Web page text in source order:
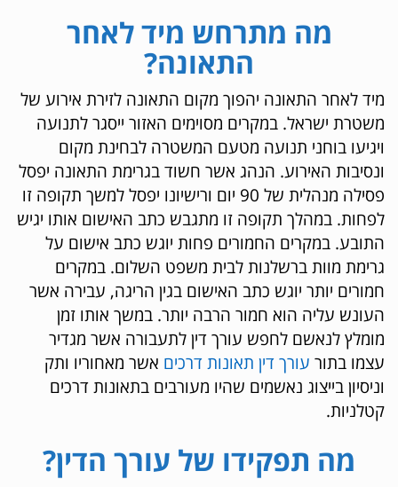
מה מתרחש מיד לאחר
התאונה?
מיד לאחר התאונה יהפוך מקום התאונה לזירת אירוע של
משטרת ישראל. במקרים מסוימים האזור ייסגר לתנועה
ויגיעו בוחני תנועה מטעם המשטרה לבחינת מקום
ונסיבות האירוע. הנהג אשר חשוד בגרימת התאונה יפסל
פסילה מנהלית של 90 יום ורישיונו יפסל למשך תקופה זו
לפחות. במהלך תקופה זו מתגבש כתב האישום אותו יגיש
התובע. במקרים החמורים פחות יוגש כתב אישום על
גרימת מוות ברשלנות לבית משפט השלום. במקרים
חמורים יותר יוגש כתב האישום בגין הריגה, עבירה אשר
העונש עליה הוא חמור הרבה יותר. במשך אותו זמן
מומלץ לנאשם לחפש עורך דין לתעבורה אשר מגדיר
עצמו בתור עורך דין תאונות דרכים אשר מאחוריו ותק
וניסיון בייצוג נאשמים שהיו מעורבים בתאונות דרכים
קטלניות.
מה תפקידו של עורך הדין?